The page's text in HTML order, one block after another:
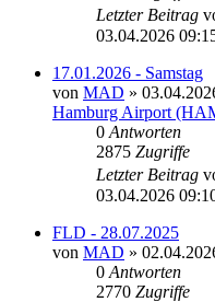
Letzter Beitrag
03.04.2026
17.01.2026 - Samstag
von MAD »
Hamburg Airport
0 Antworten
2875 Zugriffe
Letzter Beitrag
03.04.2026
FLD - 28.07.2025
von MAD »
0 Antworten
2770 Zugriffe